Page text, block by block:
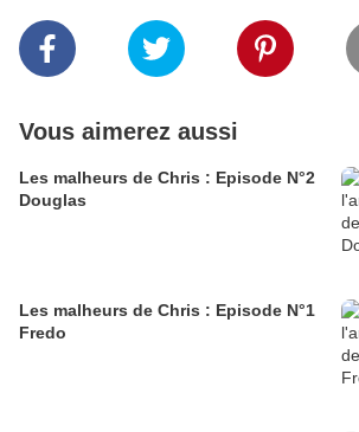
Vous aimerez aussi
Les malheurs de Chris : Episode N°2
Douglas
Les malheurs de Chris : Episode N°1
Fredo